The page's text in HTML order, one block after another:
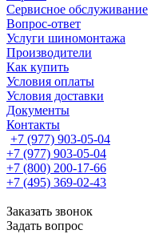
Сервисное обслуживание
Вопрос-ответ
Услуги шиномонтажа
Производители
Как купить
Условия оплаты
Условия доставки
Документы
Контакты
+7 (977) 903-05-04
+7 (977) 903-05-04
+7 (800) 200-17-66
+7 (495) 369-02-43
Заказать звонок
Задать вопрос